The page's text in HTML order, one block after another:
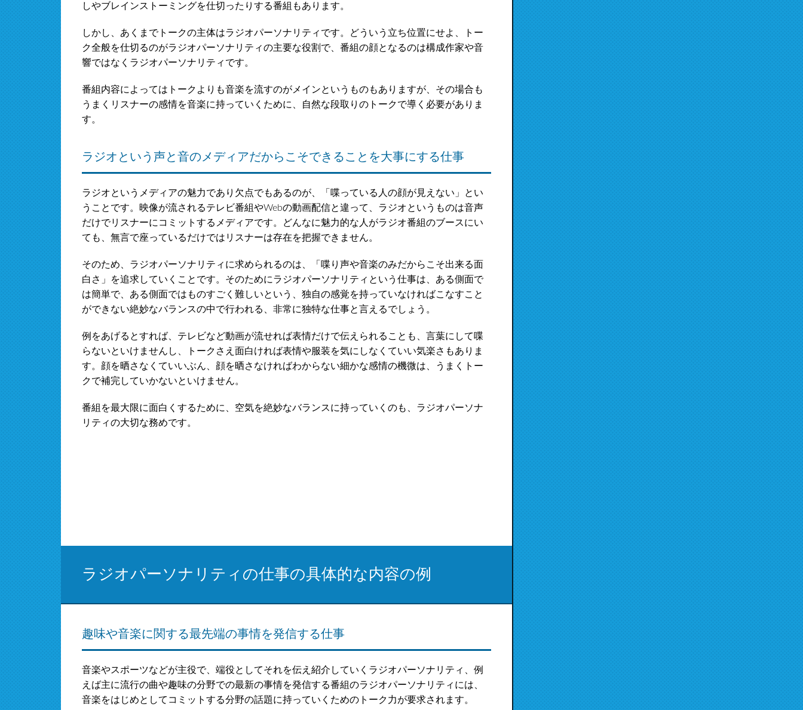
しやブレインストーミングを仕切ったりする番組もあります。
しかし、あくまでトークの主体はラジオパーソナリティです。どういう立ち位置にせよ、トー
ク全般を仕切るのがラジオパーソナリティの主要な役割で、番組の顔となるのは構成作家や音
響ではなくラジオパーソナリティです。
番組内容によってはトークよりも音楽を流すのがメインというものもありますが、その場合も
うまくリスナーの感情を音楽に持っていくために、自然な段取りのトークで導く必要がありま
す。
ラジオという声と音のメディアだからこそできることを大事にする仕事
ラジオというメディアの魅力であり欠点でもあるのが、「喋っている人の顔が見えない」とい
うことです。映像が流されるテレビ番組やWebの動画配信と違って、ラジオというものは音声
だけでリスナーにコミットするメディアです。どんなに魅力的な人がラジオ番組のブースにい
ても、無言で座っているだけではリスナーは存在を把握できません。
そのため、ラジオパーソナリティに求められるのは、「喋り声や音楽のみだからこそ出来る面
白さ」を追求していくことです。そのためにラジオパーソナリティという仕事は、ある側面で
は簡単で、ある側面ではものすごく難しいという、独自の感覚を持っていなければこなすこと
ができない絶妙なバランスの中で行われる、非常に独特な仕事と言えるでしょう。
例をあげるとすれば、テレビなど動画が流せれば表情だけで伝えられることも、言葉にして喋
らないといけませんし、トークさえ面白ければ表情や服装を気にしなくていい気楽さもありま
す。顔を晒さなくていいぶん、顔を晒さなければわからない細かな感情の機微は、うまくトー
クで補完していかないといけません。
番組を最大限に面白くするために、空気を絶妙なバランスに持っていくのも、ラジオパーソナ
リティの大切な務めです。
ラジオパーソナリティの仕事の具体的な内容の例
趣味や音楽に関する最先端の事情を発信する仕事
音楽やスポーツなどが主役で、端役としてそれを伝え紹介していくラジオパーソナリティ、例
えば主に流行の曲や趣味の分野での最新の事情を発信する番組のラジオパーソナリティには、
音楽をはじめとしてコミットする分野の話題に持っていくためのトーク力が要求されます。